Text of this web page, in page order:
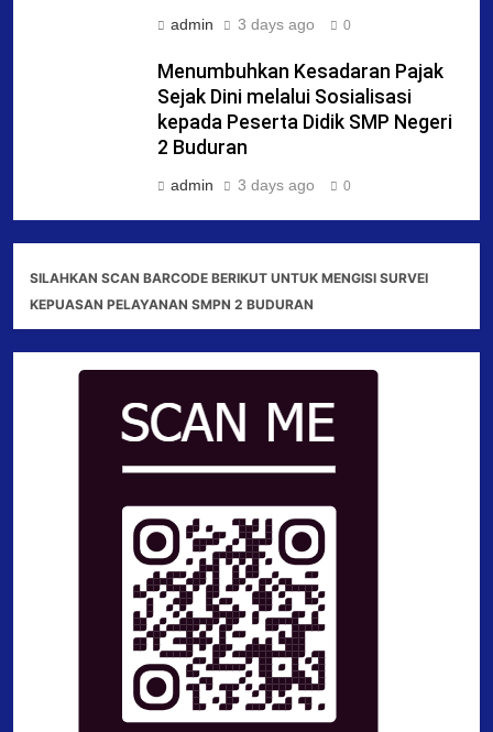
admin 3 days ago 0
Menumbuhkan Kesadaran Pajak
Sejak Dini melalui Sosialisasi
kepada Peserta Didik SMP Negeri
2 Buduran
admin 3 days ago 0
SILAHKAN SCAN BARCODE BERIKUT UNTUK MENGISI SURVEI
KEPUASAN PELAYANAN SMPN 2 BUDURAN